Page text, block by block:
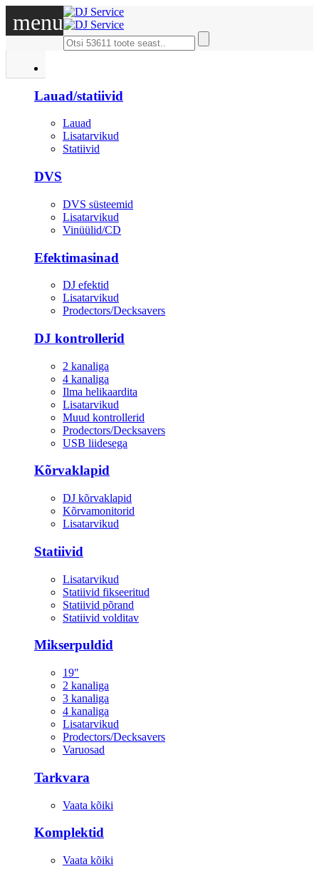
menu
Lauad/statiivid
Lauad
Lisatarvikud
Statiivid
DVS
DVS süsteemid
Lisatarvikud
Vinüülid/CD
Efektimasinad
DJ efektid
Lisatarvikud
Prodectors/Decksavers
DJ kontrollerid
2 kanaliga
4 kanaliga
Ilma helikaardita
Lisatarvikud
Muud kontrollerid
Prodectors/Decksavers
USB liidesega
Kõrvaklapid
DJ kõrvaklapid
Kõrvamonitorid
Lisatarvikud
Statiivid
Lisatarvikud
Statiivid fikseeritud
Statiivid põrand
Statiivid volditav
Mikserpuldid
19"
2 kanaliga
3 kanaliga
4 kanaliga
Lisatarvikud
Prodectors/Decksavers
Varuosad
Tarkvara
Vaata kõiki
Komplektid
Vaata kõiki